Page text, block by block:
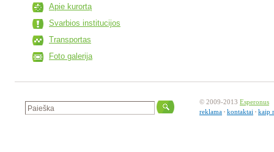
Apie kurortą
Svarbios institucijos
Transportas
Foto galerija
© 2009-2013 Esperonus
reklama
kontaktai kaip